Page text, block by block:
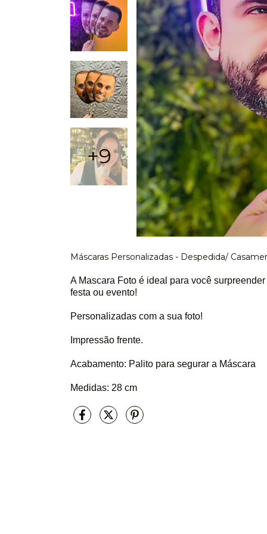
+9
Máscaras Personalizadas - Despedida/
A Mascara Foto é ideal para você
festa ou evento!
Personalizadas com a sua foto!
Impressão frente.
Acabamento: Palito para segurar a Máscara
Medidas: 28 cm